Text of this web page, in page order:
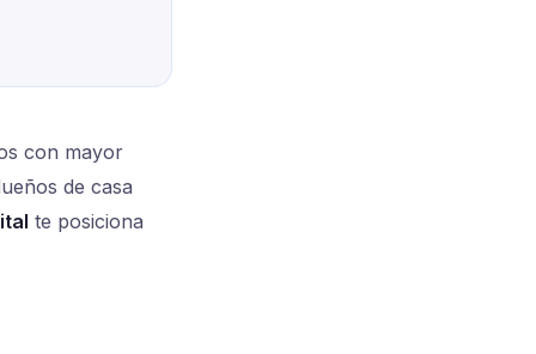
con mayor
de casa
te posiciona